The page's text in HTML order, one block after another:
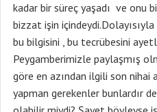
kadar bir süreç yaşadı ve onu
bizzat işin
bu bilgisini , bu tecrübesini
Peygamberimizle paylaşmış
göre en azından ilgili son nihai
yapman gerekenler bunlardır